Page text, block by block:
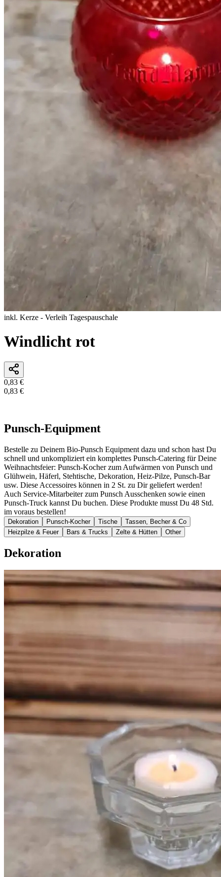
inkl. Kerze - Verleih Tagespauschale
Windlicht rot
0,83 €
0,83 €
Punsch-Equipment
Bestelle zu Deinem Bio-Punsch Equipment dazu und schon hast Du
schnell und unkompliziert ein komplettes Punsch-Catering für Deine
Weihnachtsfeier: Punsch-Kocher zum Aufwärmen von Punsch und
Glühwein, Häferl, Stehtische, Dekoration, Heiz-Pilze, Punsch-Bar
usw. Diese Accessoires können in 2 St. zu Dir geliefert werden!
Auch Service-Mitarbeiter zum Punsch Ausschenken sowie einen
Punsch-Truck kannst Du buchen. Diese Produkte musst Du 48 Std.
im voraus bestellen!
Dekoration Punsch-Kocher Tische
Tassen, Becher & Co
Heizpilze & Feuer
Bars & Trucks Zelte & Hütten Other
Dekoration